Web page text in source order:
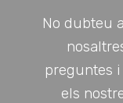
No dubteu
preguntes
els